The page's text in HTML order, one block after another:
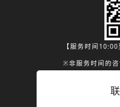
【服务时间10:00
※非服务时间的咨